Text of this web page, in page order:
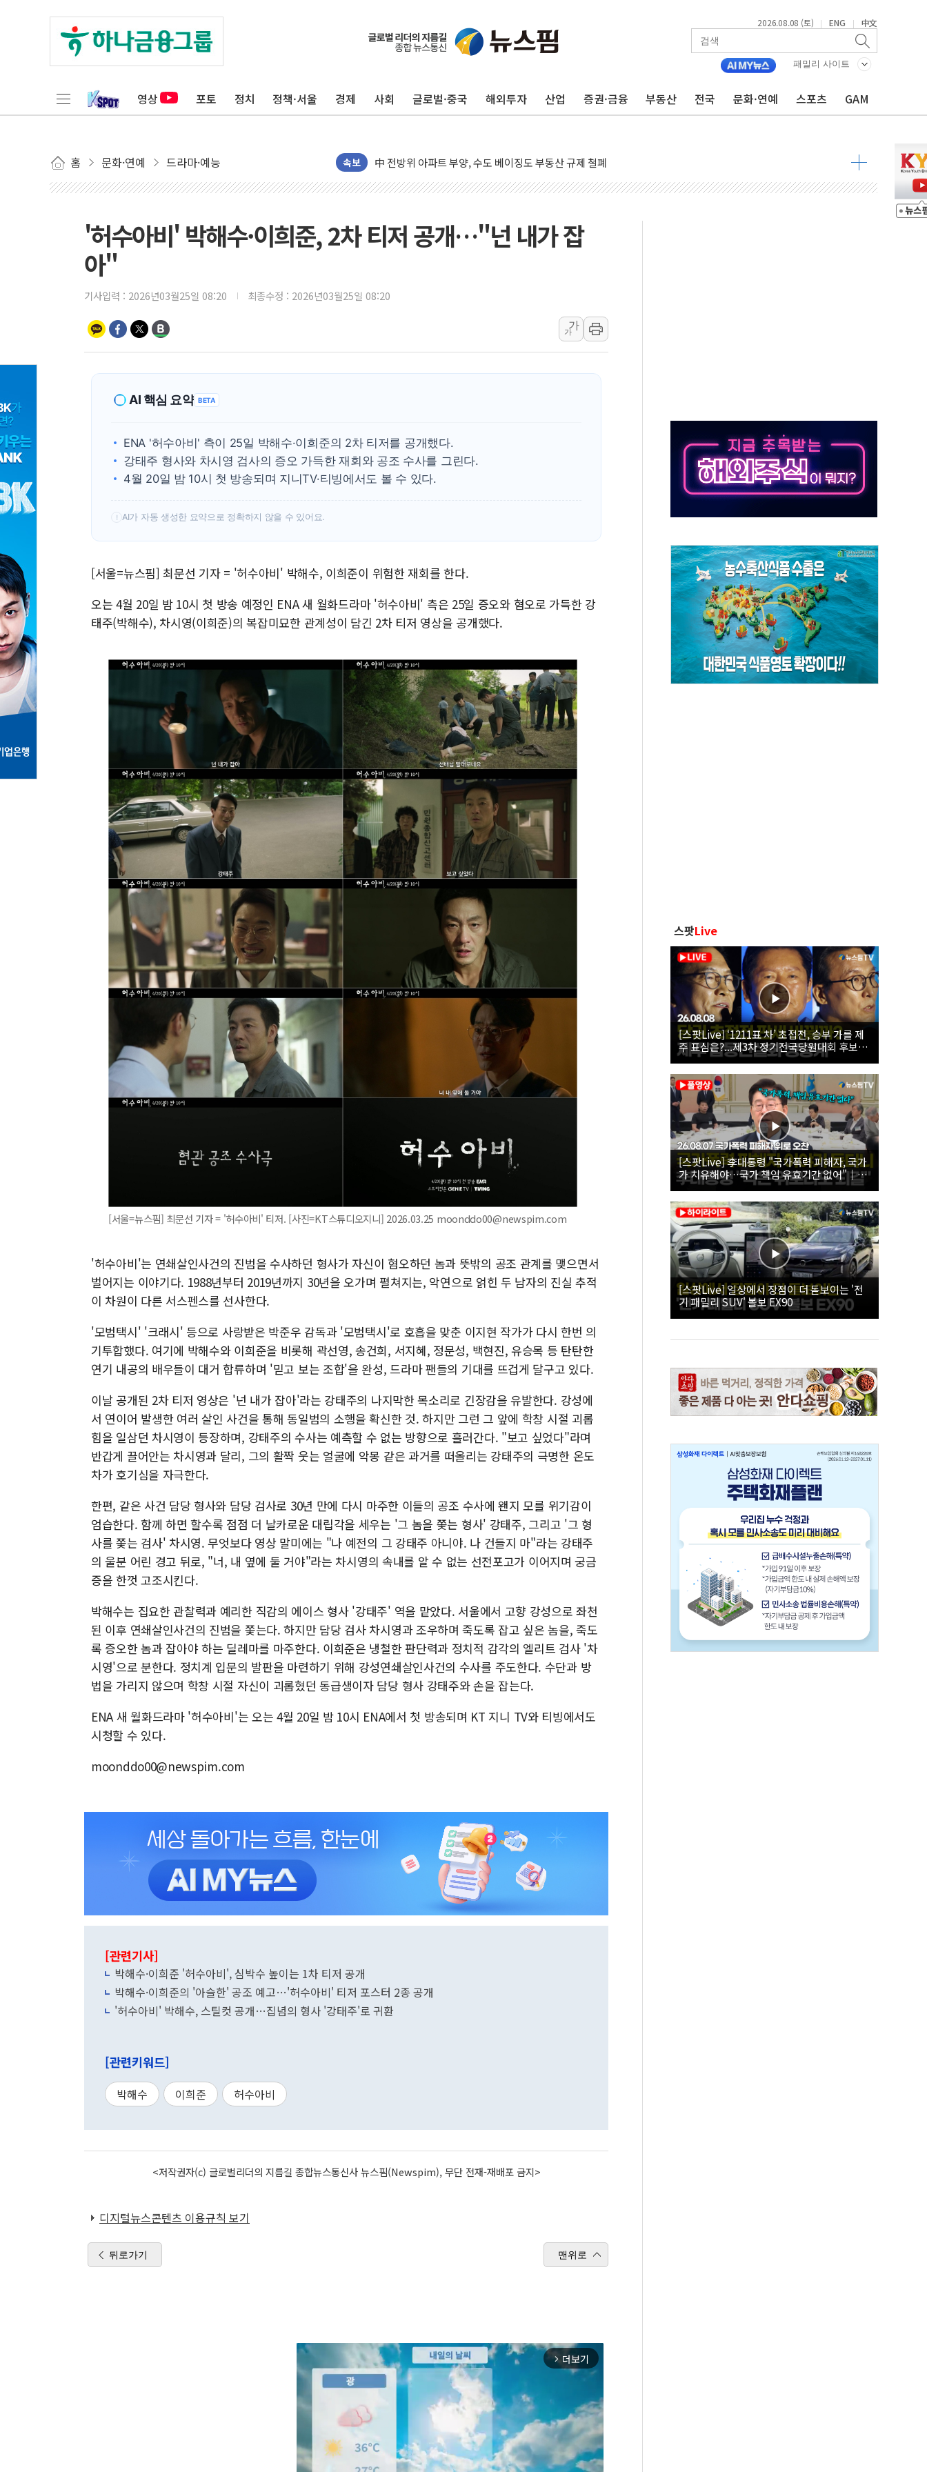
2026.08.08 (토) | ENG | 中文
패밀리 사이트
영상 포토 정치 정책·서울 경제 사회 글로벌·중국 해외투자 산업 증권·금융 부동산 전국 문화·연예 스포츠 GAM
홈 문화·연예 드라마·예능 속보
동해중부 전 해상 풍랑주의보…10일까지 최대 3.5m 높은 물결
中 전방위 아파트 부양, 수도 베이징도 부동산 규제 철폐
인제 용대리 계곡서 수위 상승으로 피서객 7명 고립…전원 구조
강원 중·남부 동해안 시간당 50mm 이상 폭우…호우경보 발효
청양 밭에서 일하던 90대 숨져…온열질환 여부 조사
오세훈 "용산공원 주택 검토, 민주당 스스로 원칙 뒤집는 것"
뉴욕증시, 고용 쇼크에 금리 인상 우려 후퇴…S&P500 최고치
트럼프, 쿡 연준 이사 해임 재추진…"26일까지 의혹 소명" 요구
유럽증시, 美 고용 예상 밖 부진에 연준 금리 인상 가능성 낮아지며 상승… STOXX 600 지수는 나흘 연속 최고치
'허수아비' 박해수·이희준, 2차 티저 공개…"넌 내가 잡
아"
기사입력 : 2026년03월25일 08:20 최종수정 : 2026년03월25일 08:20
가
가
AI 핵심 요약 BETA
ENA '허수아비' 측이 25일 박해수·이희준의 2차 티저를 공개했다.
강태주 형사와 차시영 검사의 증오 가득한 재회와 공조 수사를 그린다.
4월 20일 밤 10시 첫 방송되며 지니TV·티빙에서도 볼 수 있다.
! AI가 자동 생성한 요약으로 정확하지 않을 수 있어요.
[서울=뉴스핌] 최문선 기자 = '허수아비' 박해수, 이희준이 위험한 재회를 한다.
오는 4월 20일 밤 10시 첫 방송 예정인 ENA 새 월화드라마 '허수아비' 측은 25일 증오와 혐오로 가득한 강
태주(박해수), 차시영(이희준)의 복잡미묘한 관계성이 담긴 2차 티저 영상을 공개했다.
[서울=뉴스핌] 최문선 기자 = '허수아비' 티저. [사진=KT스튜디오지니] 2026.03.25 moonddo00@newspim.com
'허수아비'는 연쇄살인사건의 진범을 수사하던 형사가 자신이 혐오하던 놈과 뜻밖의 공조 관계를 맺으면서
벌어지는 이야기다. 1988년부터 2019년까지 30년을 오가며 펼쳐지는, 악연으로 얽힌 두 남자의 진실 추적
이 차원이 다른 서스펜스를 선사한다.
'모범택시' '크래시' 등으로 사랑받은 박준우 감독과 '모범택시'로 호흡을 맞춘 이지현 작가가 다시 한번 의
기투합했다. 여기에 박해수와 이희준을 비롯해 곽선영, 송건희, 서지혜, 정문성, 백현진, 유승목 등 탄탄한
연기 내공의 배우들이 대거 합류하며 '믿고 보는 조합'을 완성, 드라마 팬들의 기대를 뜨겁게 달구고 있다.
이날 공개된 2차 티저 영상은 '넌 내가 잡아'라는 강태주의 나지막한 목소리로 긴장감을 유발한다. 강성에
서 연이어 발생한 여러 살인 사건을 통해 동일범의 소행을 확신한 것. 하지만 그런 그 앞에 학창 시절 괴롭
힘을 일삼던 차시영이 등장하며, 강태주의 수사는 예측할 수 없는 방향으로 흘러간다. "보고 싶었다"라며
반갑게 끌어안는 차시영과 달리, 그의 활짝 웃는 얼굴에 악몽 같은 과거를 떠올리는 강태주의 극명한 온도
차가 호기심을 자극한다.
한편, 같은 사건 담당 형사와 담당 검사로 30년 만에 다시 마주한 이들의 공조 수사에 왠지 모를 위기감이
엄습한다. 함께 하면 할수록 점점 더 날카로운 대립각을 세우는 '그 놈을 쫓는 형사' 강태주, 그리고 '그 형
사를 쫓는 검사' 차시영. 무엇보다 영상 말미에는 "나 예전의 그 강태주 아니야. 나 건들지 마"라는 강태주
의 울분 어린 경고 뒤로, "너, 내 옆에 둘 거야"라는 차시영의 속내를 알 수 없는 선전포고가 이어지며 궁금
증을 한껏 고조시킨다.
박해수는 집요한 관찰력과 예리한 직감의 에이스 형사 '강태주' 역을 맡았다. 서울에서 고향 강성으로 좌천
된 이후 연쇄살인사건의 진범을 쫓는다. 하지만 담당 검사 차시영과 조우하며 죽도록 잡고 싶은 놈을, 죽도
록 증오한 놈과 잡아야 하는 딜레마를 마주한다. 이희준은 냉철한 판단력과 정치적 감각의 엘리트 검사 '차
시영'으로 분한다. 정치계 입문의 발판을 마련하기 위해 강성연쇄살인사건의 수사를 주도한다. 수단과 방
법을 가리지 않으며 학창 시절 자신이 괴롭혔던 동급생이자 담당 형사 강태주와 손을 잡는다.
ENA 새 월화드라마 '허수아비'는 오는 4월 20일 밤 10시 ENA에서 첫 방송되며 KT 지니 TV와 티빙에서도
시청할 수 있다.
moonddo00@newspim.com
[관련기사]
박해수·이희준 '허수아비', 심박수 높이는 1차 티저 공개
박해수·이희준의 '아슬한' 공조 예고…'허수아비' 티저 포스터 2종 공개
'허수아비' 박해수, 스틸컷 공개…집념의 형사 '강태주'로 귀환
[관련키워드]
박해수 이희준 허수아비
<저작권자(c) 글로벌리더의 지름길 종합뉴스통신사 뉴스핌(Newspim), 무단 전재-재배포 금지>
디지털뉴스콘텐츠 이용규칙 보기
뒤로가기 맨위로
arrow_forward_ios 더보기
스팟Live
[스팟Live] ‘1211표 차’ 초접전, 승부 가를 제
주 표심은?...제3차 정기전국당원대회 후보자
제주 합동연설회 생중계 | 26.08.08
[스팟Live] 李대통령 "국가폭력 피해자, 국가
가 치유해야…국가 책임 유효기간 없어"｜
26.08.07 국가폭력 피해자 위로 오찬
[스팟Live] 일상에서 장점이 더 돋보이는 '전
기 패밀리 SUV' 볼보 EX90